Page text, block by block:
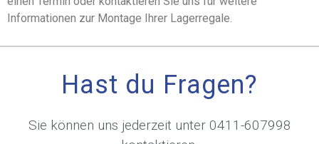
Informationen zur Montage Ihrer Lagerregale.
Hast du Fragen?
Sie können uns jederzeit unter 0411-607998